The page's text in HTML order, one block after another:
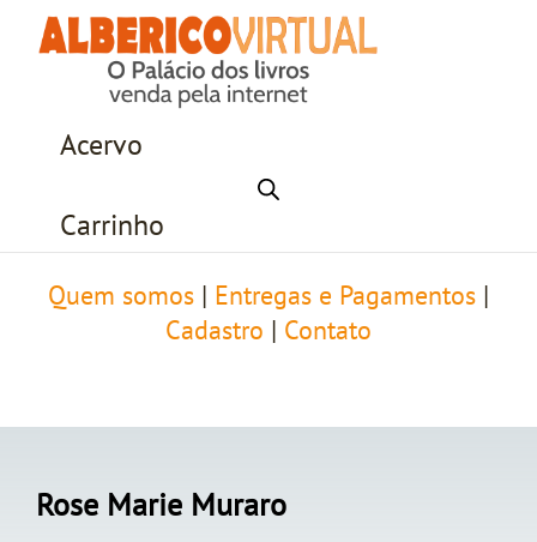
Acervo
Carrinho
Quem somos Entregas e Pagamentos
Cadastro
Contato
Rose Marie Muraro